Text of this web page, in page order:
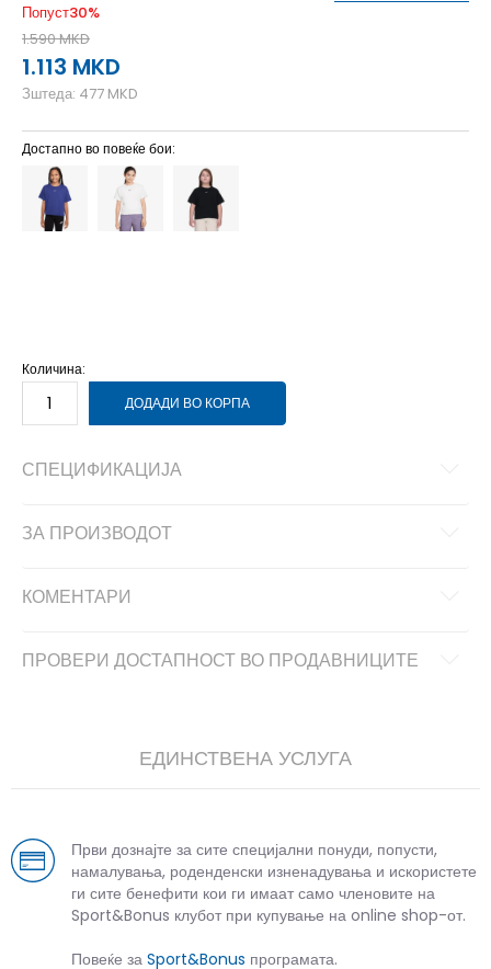
Попуст30%
1.590MKD
1.113 MKD
Зштеда: 477 MKD
Достапно во повеќе бои:
Количина:
ДОДАДИ ВО КОРПА
СПЕЦИФИКАЦИЈА
ЗА ПРОИЗВОДОТ
КОМЕНТАРИ
ПРОВЕРИ ДОСТАПНОСТ ВО ПРОДАВНИЦИТЕ
ЕДИНСТВЕНА УСЛУГА
Први дознајте за сите специјални понуди, попусти,
намалувања, роденденски изненадувања и искористете
ги сите бенефити кои ги имаат само членовите на
Sport&Bonus клубот при купување на online shop-от.
Повеќе за Sport&Bonus програмата.